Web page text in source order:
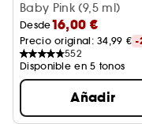
Baby Pink (9,5 ml)
Desde16,00 €
Precio original: 34,99 € -
552
Disponible en 5 tonos
Añadir